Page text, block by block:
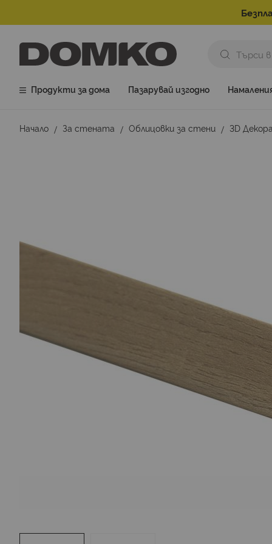
Продукти за дома Пазарувай изгодно
Начало За стената Облицовки за стени 3D